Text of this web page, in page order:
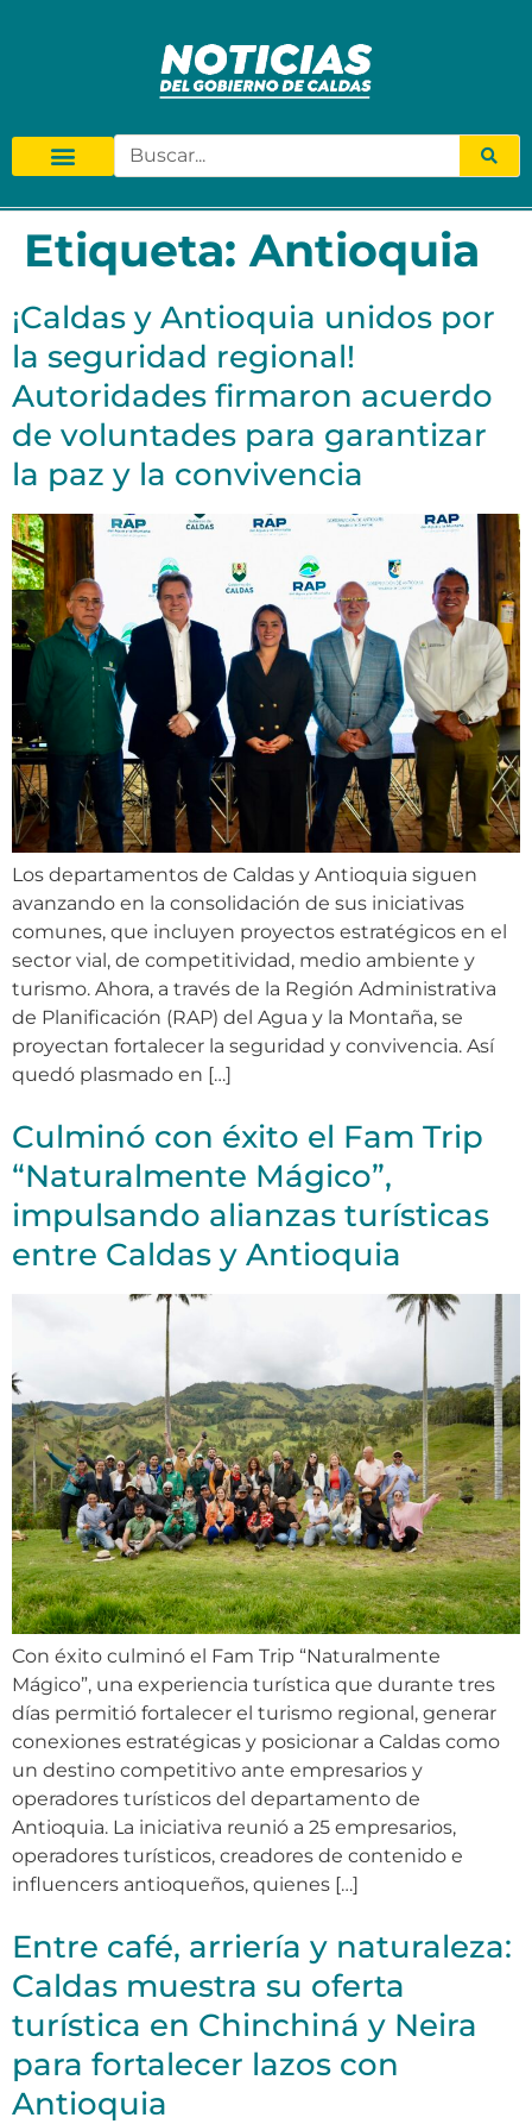
Etiqueta:Antioquia
¡Caldas y Antioquia unidos por
la seguridad regional!
Autoridades firmaron acuerdo
de voluntades para garantizar
la paz y la convivencia
Los departamentos de Caldas y Antioquia siguen
avanzando en la consolidación de sus iniciativas
comunes, que incluyen proyectos estratégicos en el
sector vial, de competitividad, medio ambiente y
turismo. Ahora, a través de la Región Administrativa
de Planificación (RAP) del Agua y la Montaña, se
proyectan fortalecer la seguridad y convivencia. Así
quedó plasmado en […]
Culminó con éxito el Fam Trip
“Naturalmente Mágico”,
impulsando alianzas turísticas
entre Caldas y Antioquia
Con éxito culminó el Fam Trip “Naturalmente
Mágico”, una experiencia turística que durante tres
días permitió fortalecer el turismo regional, generar
conexiones estratégicas y posicionar a Caldas como
un destino competitivo ante empresarios y
operadores turísticos del departamento de
Antioquia. La iniciativa reunió a 25 empresarios,
operadores turísticos, creadores de contenido e
influencers antioqueños, quienes […]
Entre café, arriería y naturaleza:
Caldas muestra su oferta
turística en Chinchiná y Neira
para fortalecer lazos con
Antioquia